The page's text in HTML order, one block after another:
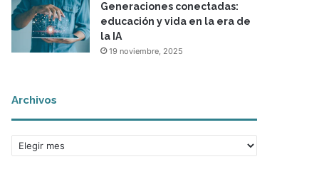
Generaciones conectadas:
educación y vida en la era de
la IA
19 noviembre, 2025
Archivos
r